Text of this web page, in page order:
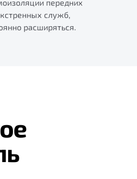
передних
служб,
расширяться.